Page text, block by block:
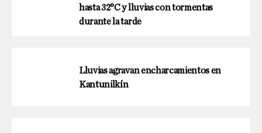
hasta 32°C y lluvias con tormentas
durante la tarde
Lluvias agravan encharcamientos en
Kantunilkín